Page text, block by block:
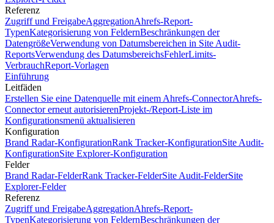
Referenz
Zugriff und FreigabeAggregationAhrefs-Report-
TypenKategorisierung von FeldernBeschränkungen der
DatengrößeVerwendung von Datumsbereichen in Site Audit-
ReportsVerwendung des DatumsbereichsFehlerLimits-
VerbrauchReport-Vorlagen
Einführung
Leitfäden
Erstellen Sie eine Datenquelle mit einem Ahrefs-ConnectorAhrefs-
Connector erneut autorisierenProjekt-/Report-Liste im
Konfigurationsmenü aktualisieren
Konfiguration
Brand Radar-KonfigurationRank Tracker-KonfigurationSite Audit-
KonfigurationSite Explorer-Konfiguration
Felder
Brand Radar-FelderRank Tracker-FelderSite Audit-FelderSite
Explorer-Felder
Referenz
Zugriff und FreigabeAggregationAhrefs-Report-
TypenKategorisierung von FeldernBeschränkungen der